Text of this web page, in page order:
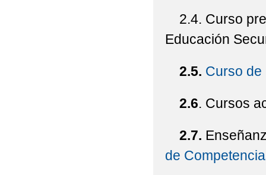
2.4. Curso
Educación
2.5. Curso de
2.6. Cursos
2.7.
de